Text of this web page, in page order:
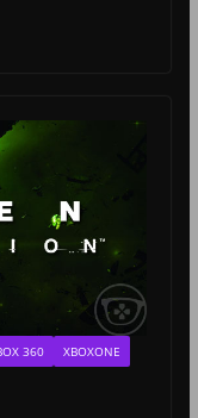
360 XBOXONE